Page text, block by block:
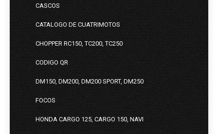
CASCOS
CATALOGO DE CUATRIMOTOS
CHOPPER RC150, TC200, TC250
CODIGO QR
DM150, DM200, DM200 SPORT, DM250
FOCOS
HONDA CARGO 125, CARGO 150, NAVI